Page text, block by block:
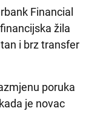
Financial
žila
i brz transfer
poruka
je novac